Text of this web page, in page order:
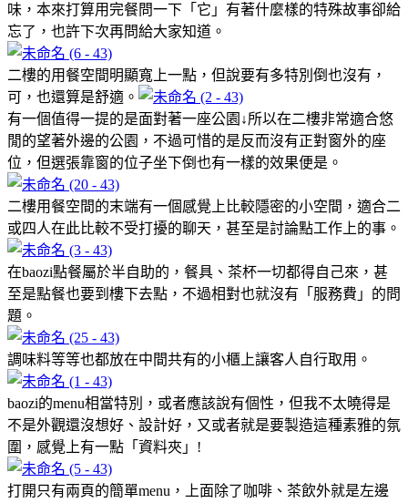
味，本來打算用完餐問一下「它」有著什麼樣的特殊故事卻給
忘了，也許下次再問給大家知道。
二樓的用餐空間明顯寬上一點，但說要有多特別倒也沒有，
可，也還算是舒適。
有一個值得一提的是面對著一座公園↓所以在二樓非常適合悠
閒的望著外邊的公園，不過可惜的是反而沒有正對窗外的座
位，但選張靠窗的位子坐下倒也有一樣的效果便是。
二樓用餐空間的末端有一個感覺上比較隱密的小空間，適合二
或四人在此比較不受打擾的聊天，甚至是討論點工作上的事。
在baozi點餐屬於半自助的，餐具、茶杯一切都得自己來，甚
至是點餐也要到樓下去點，不過相對也就沒有「服務費」的問
題。
調味料等等也都放在中間共有的小櫃上讓客人自行取用。
baozi的menu相當特別，或者應該說有個性，但我不太曉得是
不是外觀還沒想好、設計好，又或者就是要製造這種素雅的氛
圍，感覺上有一點「資料夾」!
打開只有兩頁的簡單menu，上面除了咖啡、茶飲外就是左邊